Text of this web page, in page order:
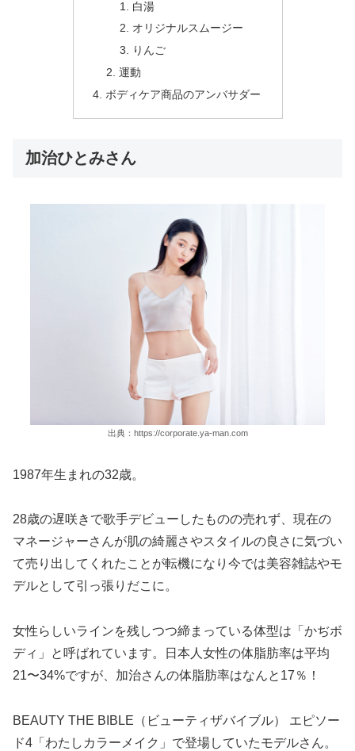
白湯
オリジナルスムージー
りんご
運動
ボディケア商品のアンバサダー
加治ひとみさん
出典：https://corporate.ya-man.com
1987年生まれの32歳。
28歳の遅咲きで歌手デビューしたものの売れず、現在の
マネージャーさんが肌の綺麗さやスタイルの良さに気づい
て売り出してくれたことが転機になり今では美容雑誌やモ
デルとして引っ張りだこに。
女性らしいラインを残しつつ締まっている体型は「かぢボ
ディ」と呼ばれています。日本人女性の体脂肪率は平均
21〜34%ですが、加治さんの体脂肪率はなんと17％！
BEAUTY THE BIBLE（ビューティザバイブル） エピソー
ド4「わたしカラーメイク」で登場していたモデルさん。